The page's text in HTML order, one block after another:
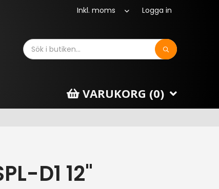
Logga in
Sök
VARUKORG (0)
D1 12"